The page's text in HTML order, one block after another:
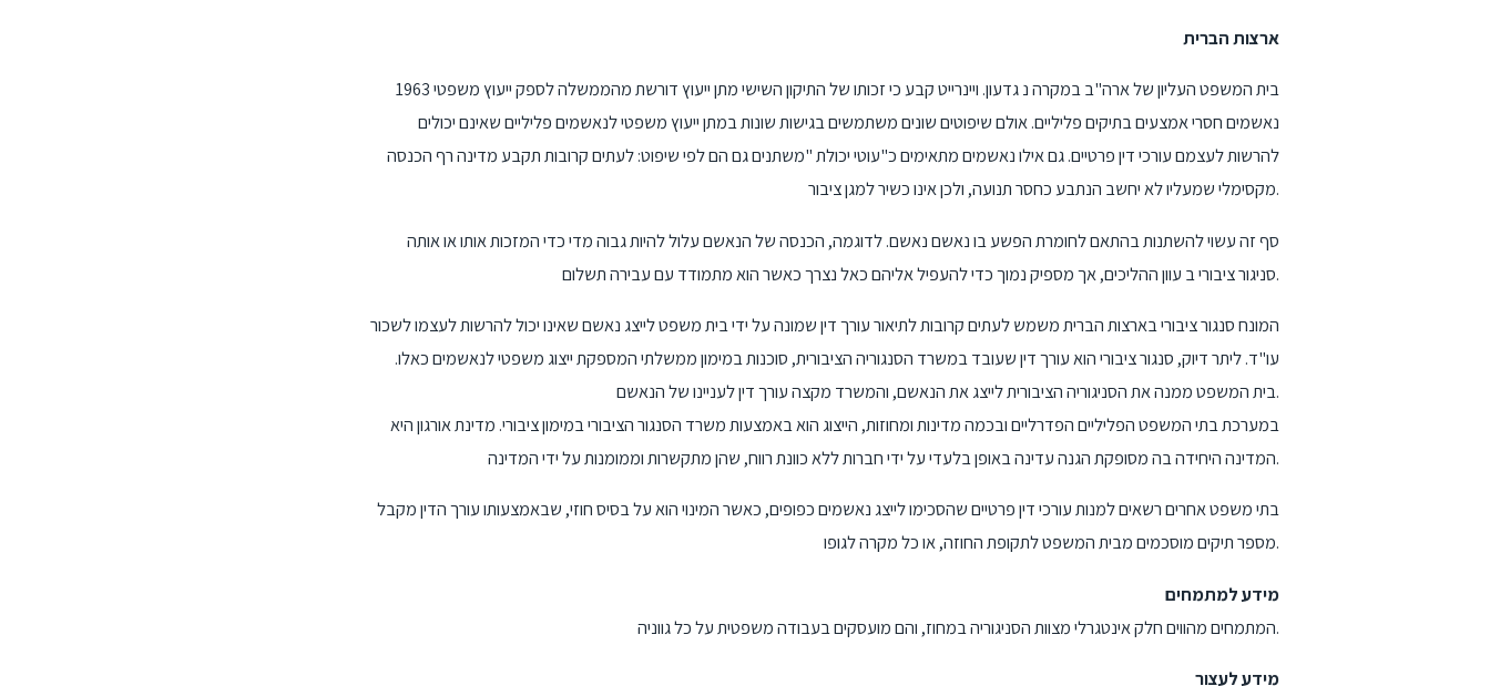
ארצות הברית
1963 בית המשפט העליון של ארה"ב במקרה נ גדעון. ויינרייט קבע כי זכותו של התיקון השישי מתן ייעוץ דורשת מהממשלה לספק ייעוץ משפטי
נאשמים חסרי אמצעים בתיקים פליליים. אולם שיפוטים שונים משתמשים בגישות שונות במתן ייעוץ משפטי לנאשמים פליליים שאינם יכולים
להרשות לעצמם עורכי דין פרטיים. גם אילו נאשמים מתאימים כ"עוטי יכולת "משתנים גם הם לפי שיפוט: לעתים קרובות תקבע מדינה רף הכנסה
מקסימלי שמעליו לא יחשב הנתבע כחסר תנועה, ולכן אינו כשיר למגן ציבור.
סף זה עשוי להשתנות בהתאם לחומרת הפשע בו נאשם נאשם. לדוגמה, הכנסה של הנאשם עלול להיות גבוה מדי כדי המזכות אותו או אותה
סניגור ציבורי ב עוון ההליכים, אך מספיק נמוך כדי להעפיל אליהם כאל נצרך כאשר הוא מתמודד עם עבירה תשלום.
המונח סנגור ציבורי בארצות הברית משמש לעתים קרובות לתיאור עורך דין שמונה על ידי בית משפט לייצג נאשם שאינו יכול להרשות לעצמו לשכור
עו"ד. ליתר דיוק, סנגור ציבורי הוא עורך דין שעובד במשרד הסנגוריה הציבורית, סוכנות במימון ממשלתי המספקת ייצוג משפטי לנאשמים כאלו.
בית המשפט ממנה את הסניגוריה הציבורית לייצג את הנאשם, והמשרד מקצה עורך דין לעניינו של הנאשם.
במערכת בתי המשפט הפליליים הפדרליים ובכמה מדינות ומחוזות, הייצוג הוא באמצעות משרד הסנגור הציבורי במימון ציבורי. מדינת אורגון היא
המדינה היחידה בה מסופקת הגנה עדינה באופן בלעדי על ידי חברות ללא כוונת רווח, שהן מתקשרות וממומנות על ידי המדינה.
בתי משפט אחרים רשאים למנות עורכי דין פרטיים שהסכימו לייצג נאשמים כפופים, כאשר המינוי הוא על בסיס חוזי, שבאמצעותו עורך הדין מקבל
מספר תיקים מוסכמים מבית המשפט לתקופת החוזה, או כל מקרה לגופו.
מידע למתמחים
המתמחים מהווים חלק אינטגרלי מצוות הסניגוריה במחוז, והם מועסקים בעבודה משפטית על כל גווניה.
מידע לעצור